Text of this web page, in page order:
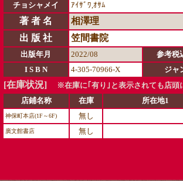
チョシャメイ
ｱｲｻﾞﾜ,ｵｻﾑ
著 者 名
相澤理
出 版 社
笠間書院
出版年月 2022/08
参考税
I S B N
4-305-70966-X ジャ
[在庫状況]
※在庫に｢有り｣と表示されても店頭
店鋪名称
在庫 所在地1
神保町本店(1F～6F) 無し
廣文館書店 無し